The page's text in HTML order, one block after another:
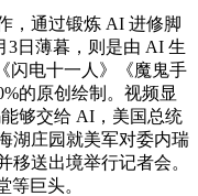
通过锻炼 AI 进修脚
3日薄暮，则是由 AI 生
闪电十一人》《魔鬼手
的原创绘制。视频显
够交给 AI，美国总统
湖庄园就美军对委内瑞
移送出境举行记者会。
等巨头。